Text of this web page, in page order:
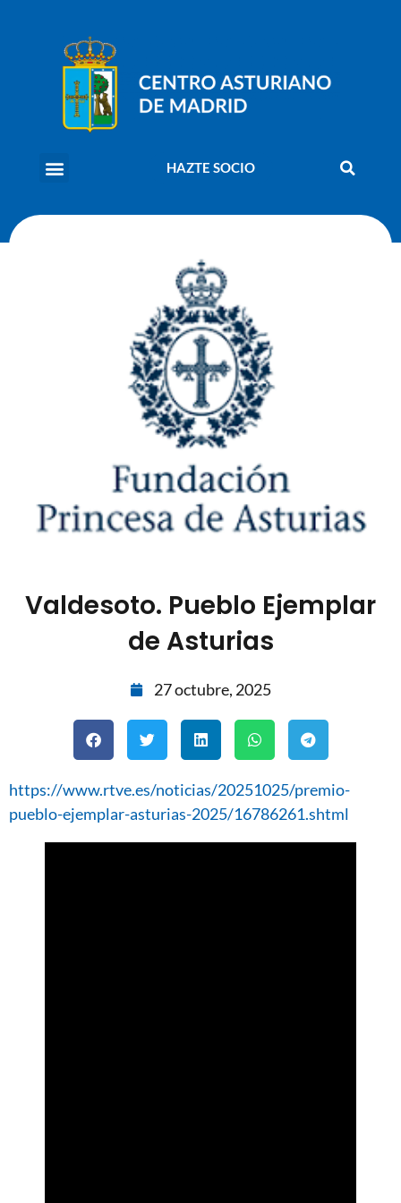
HAZTE SOCIO
Valdesoto. Pueblo Ejemplar
de Asturias
27 octubre, 2025
https://www.rtve.es/noticias/20251025/premio-
pueblo-ejemplar-asturias-2025/16786261.shtml